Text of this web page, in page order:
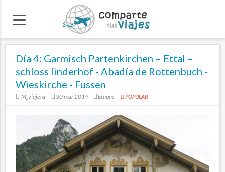
Día 4: Garmisch Partenkirchen – Ettal –
schloss linderhof - Abadía de Rottenbuch -
Wieskirche - Fussen
M_viajera 30 mar 2019 Etapas POPULAR